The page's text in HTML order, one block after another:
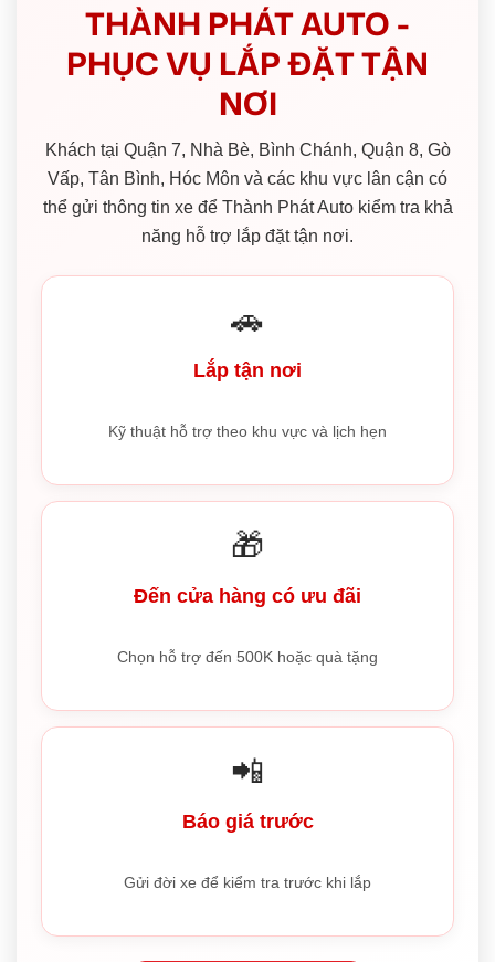
THÀNH PHÁT AUTO -
PHỤC VỤ LẮP ĐẶT TẬN
NƠI
Khách tại Quận 7, Nhà Bè, Bình Chánh, Quận 8, Gò
Vấp, Tân Bình, Hóc Môn và các khu vực lân cận có
thể gửi thông tin xe để Thành Phát Auto kiểm tra khả
năng hỗ trợ lắp đặt tận nơi.
🚗
Lắp tận nơi
Kỹ thuật hỗ trợ theo khu vực và lịch hẹn
🎁
Đến cửa hàng có ưu đãi
Chọn hỗ trợ đến 500K hoặc quà tặng
📲
Báo giá trước
Gửi đời xe để kiểm tra trước khi lắp